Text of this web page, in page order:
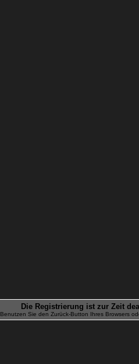
Die Registrierung ist zur Zeit
Benutzen Sie den Zurück-Button Ihres Browsers